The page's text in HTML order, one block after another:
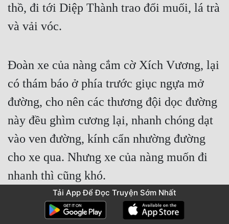
thồ, đi tới Diệp Thành trao đổi muối, lá trà
và vải vóc.
Đoàn xe của nàng cắm cờ Xích Vương, lại
có thám báo ở phía trước giục ngựa mở
đường, cho nên các thương đội dọc đường
này đều ghìm cương lại, nhanh chóng dạt
vào ven đường, kính cẩn nhường đường
cho xe qua. Nhưng xe của nàng muốn đi
nhanh thì cũng khó.
“Ôi, ma ma, người xem kìa”. Chu Nhan ở
Tải App Để Đọc Truyện Sớm Nhất